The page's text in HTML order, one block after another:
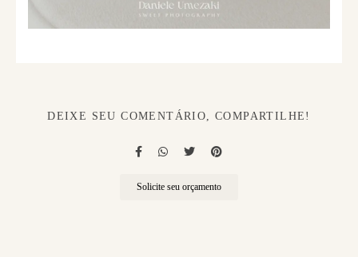
DEIXE SEU COMENTÁRIO, COMPARTILHE!
Solicite seu orçamento